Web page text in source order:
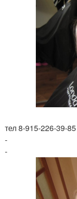
тел 8-915-226-39-
-
-